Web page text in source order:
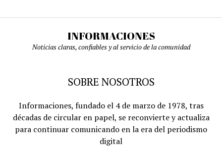
INFORMACIONES
Noticias claras, confiables y al servicio de la comunidad
SOBRE NOSOTROS
Informaciones, fundado el 4 de marzo de 1978, tras
décadas de circular en papel, se reconvierte y actualiza
para continuar comunicando en la era del periodismo
digital